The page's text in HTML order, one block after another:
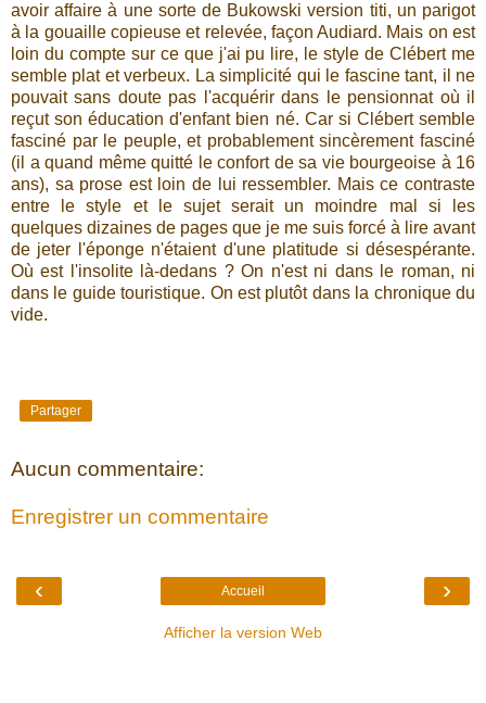
avoir affaire à une sorte de Bukowski version titi, un parigot
à la gouaille copieuse et relevée, façon Audiard. Mais on est
loin du compte sur ce que j'ai pu lire, le style de Clébert me
semble plat et verbeux. La simplicité qui le fascine tant, il ne
pouvait sans doute pas l'acquérir dans le pensionnat où il
reçut son éducation d'enfant bien né. Car si Clébert semble
fasciné par le peuple, et probablement sincèrement fasciné
(il a quand même quitté le confort de sa vie bourgeoise à 16
ans), sa prose est loin de lui ressembler. Mais ce contraste
entre le style et le sujet serait un moindre mal si les
quelques dizaines de pages que je me suis forcé à lire avant
de jeter l'éponge n'étaient d'une platitude si désespérante.
Où est l'insolite là-dedans ? On n'est ni dans le roman, ni
dans le guide touristique. On est plutôt dans la chronique du
vide.
Partager
Aucun commentaire:
Enregistrer un commentaire
‹ ›
Accueil
Afficher la version Web